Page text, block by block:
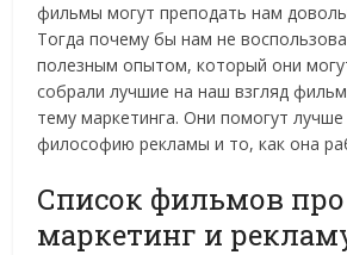
фильмы могут преподать нам
Тогда почему бы нам не
полезным опытом, который они
собрали лучшие на наш взгляд
тему маркетинга. Они помогут
философию рекламы и то, как она
Список фильмов про
маркетинг и